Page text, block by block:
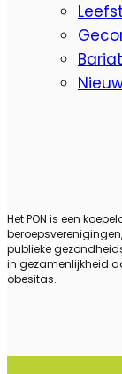
Het PON is een
publieke
in gezamenlijkheid
obesitas.